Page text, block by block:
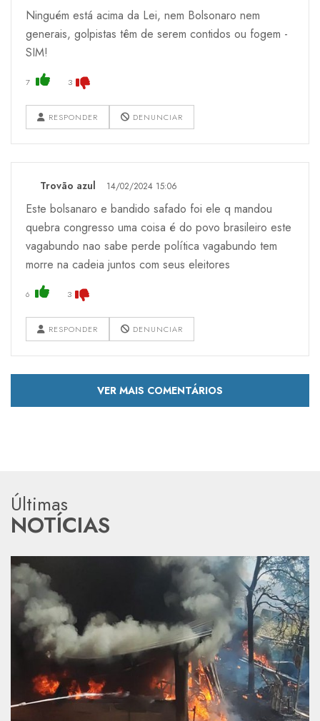
Ninguém está acima da Lei, nem Bolsonaro nem
generais, golpistas têm de serem contidos ou fogem -
SIM!
7 3
RESPONDER DENUNCIAR
Trovão azul 14/02/2024 15:06
Este bolsanaro e bandido safado foi ele q mandou
quebra congresso uma coisa é do povo brasileiro este
vagabundo nao sabe perde política vagabundo tem
morre na cadeia juntos com seus eleitores
6 3
RESPONDER DENUNCIAR
VER MAIS COMENTÁRIOS
Últimas
NOTÍCIAS